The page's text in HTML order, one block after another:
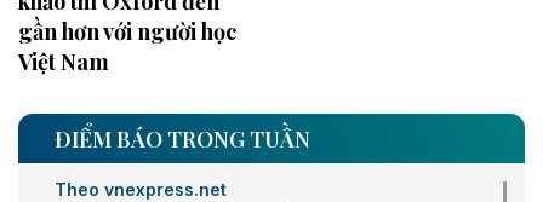
gần hơn với người học
Việt Nam
ĐIỂM BÁO TRONG TUẦN
Theo vnexpress.net